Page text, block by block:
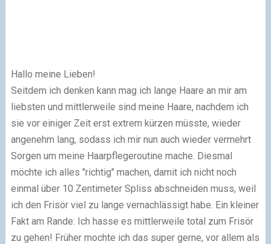
Hallo meine Lieben!
Seitdem ich denken kann mag ich lange Haare an mir am
liebsten und mittlerweile sind meine Haare, nachdem ich
sie vor einiger Zeit erst extrem kürzen müsste, wieder
angenehm lang, sodass ich mir nun auch wieder vermehrt
Sorgen um meine Haarpflegeroutine mache. Diesmal
möchte ich alles "richtig" machen, damit ich nicht noch
einmal über 10 Zentimeter Spliss abschneiden muss, weil
ich den Frisör viel zu lange vernachlässigt habe. Ein kleiner
Fakt am Rande: Ich hasse es mittlerweile total zum Frisör
zu gehen! Früher mochte ich das super gerne, vor allem als